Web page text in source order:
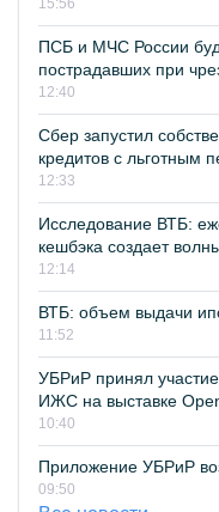
15:56
ПСБ и МЧС России
пострадавших при
12:40
Сбер запустил
кредитов с льготным
12:33
Исследование ВТБ:
кешбэка создает
12:14
ВТБ: объем выдачи
11:52
УБРиР принял
ИЖС на выставке
10:40
Приложение УБРиР
09:50